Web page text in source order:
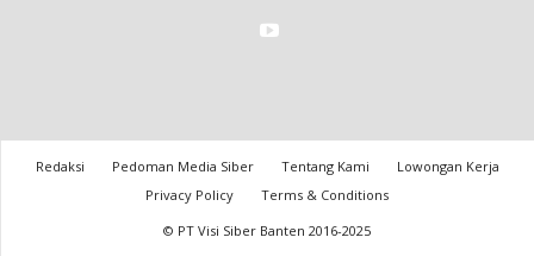
Redaksi Pedoman Media Siber Tentang Kami
Lowongan Kerja
Privacy Policy
Terms & Conditions
© PT Visi Siber Banten 2016-2025